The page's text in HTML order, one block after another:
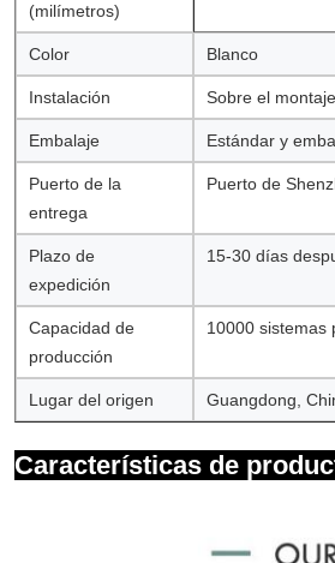
(milímetros)
Color Blanco
Instalación Sobre el
Embalaje Estándar y
Puerto de la
entrega
Puerto de
Plazo de
expedición
15-30 días
Capacidad de
producción
10000 sistemas
Lugar del origen Guangdong,
Características de